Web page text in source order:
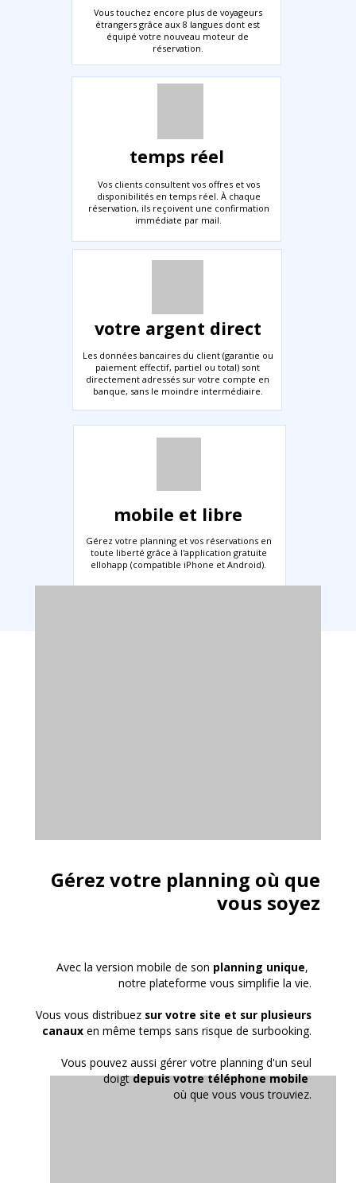
Vous touchez encore plus de voyageurs
étrangers grâce aux 8 langues dont est
équipé votre nouveau moteur de
réservation.
temps réel
Vos clients consultent vos offres et vos
disponibilités en temps réel. À chaque
réservation, ils reçoivent une confirmation
immédiate par mail.
votre argent direct
Les données bancaires du client (garantie ou
paiement effectif, partiel ou total) sont
directement adressés sur votre compte en
banque, sans le moindre intermédiaire.
mobile et libre
Gérez votre planning et vos réservations en
toute liberté grâce à l'application gratuite
ellohapp (compatible iPhone et Android).
Gérez votre planning où que
vous soyez
Avec la version mobile de son planning unique,
notre plateforme vous simplifie la vie.
Vous vous distribuez sur votre site et sur plusieurs
canaux en même temps sans risque de surbooking.
Vous pouvez aussi gérer votre planning d'un seul
doigtdepuis votre téléphone mobile
où que vous vous trouviez.